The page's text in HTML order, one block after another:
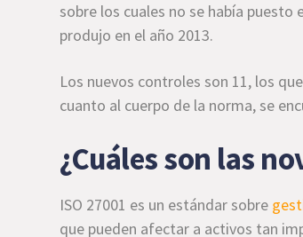
sobre los cuales no se había
produjo en el año 2013.
Los nuevos controles son 11, los
cuanto al cuerpo de la norma, se
¿Cuáles son las
ISO 27001 es un estándar sobre
que pueden afectar a activos tan